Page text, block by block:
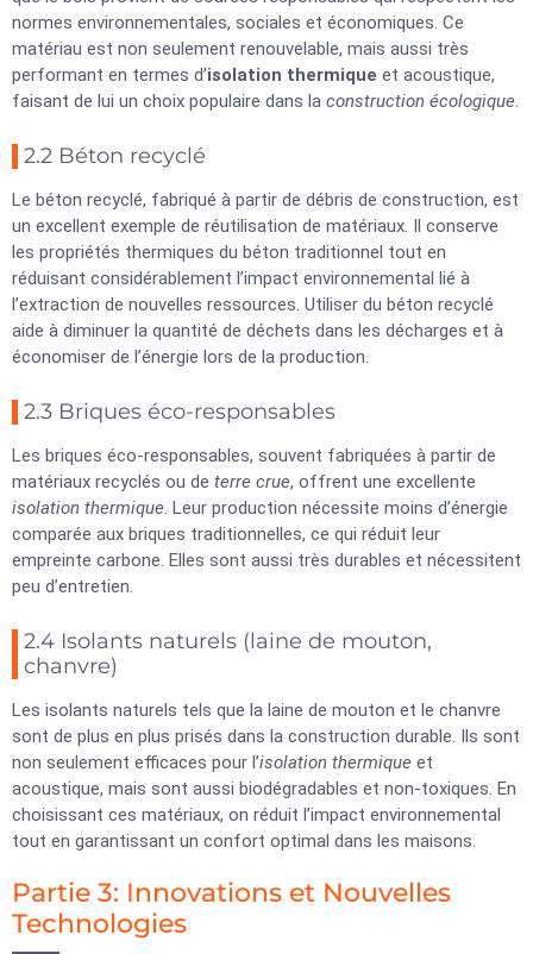
normes environnementales, sociales et économiques. Ce
matériau est non seulement renouvelable, mais aussi très
performant en termes d’isolation thermique et acoustique,
faisant de lui un choix populaire dans la construction écologique.
2.2 Béton recyclé
Le béton recyclé, fabriqué à partir de débris de construction, est
un excellent exemple de réutilisation de matériaux. Il conserve
les propriétés thermiques du béton traditionnel tout en
réduisant considérablement l’impact environnemental lié à
l’extraction de nouvelles ressources. Utiliser du béton recyclé
aide à diminuer la quantité de déchets dans les décharges et à
économiser de l’énergie lors de la production.
2.3 Briques éco-responsables
Les briques éco-responsables, souvent fabriquées à partir de
matériaux recyclés ou de terre crue, offrent une excellente
isolation thermique. Leur production nécessite moins d’énergie
comparée aux briques traditionnelles, ce qui réduit leur
empreinte carbone. Elles sont aussi très durables et nécessitent
peu d’entretien.
2.4 Isolants naturels (laine de mouton,
chanvre)
Les isolants naturels tels que la laine de mouton et le chanvre
sont de plus en plus prisés dans la construction durable. Ils sont
non seulement efficaces pour l’isolation thermique et
acoustique, mais sont aussi biodégradables et non-toxiques. En
choisissant ces matériaux, on réduit l’impact environnemental
tout en garantissant un confort optimal dans les maisons.
Partie 3: Innovations et Nouvelles
Technologies